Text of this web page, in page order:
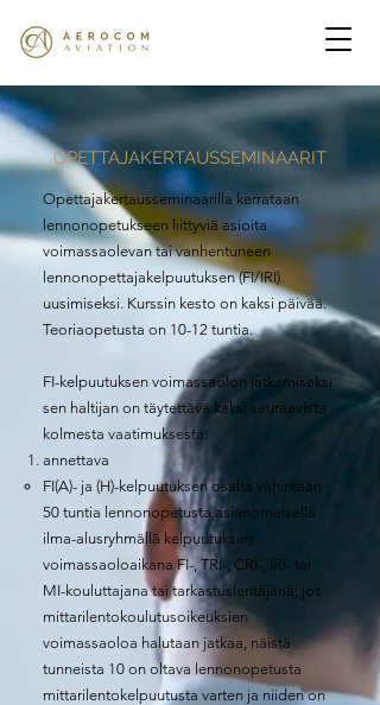
Opettajakertausseminaarilla kerrataan
lennonopetukseen liittyviä asioita
voimassaolevan tai vanhentuneen
lennonopettajakelpuutuksen (FI/IRI)
uusimiseksi. Kurssin kesto on kaksi päivää.
Teoriaopetusta on 10-12 tuntia.
FI-kelpuutuksen voimassaolon jatkamiseksi
sen haltijan on täytettävä kaksi seuraavista
kolmesta vaatimuksesta:
annettava
FI(A)- ja (H)-kelpuutuksen osalta vähintään
50 tuntia lennonopetusta asianomaisella
ilma-alusryhmällä kelpuutuksen
voimassaoloaikana FI-, TRI-, CRI-, IRI- tai
MI-kouluttajana tai tarkastuslentäjänä; jos
mittarilentokoulutusoikeuksien
voimassaoloa halutaan jatkaa, näistä
tunneista 10 on oltava lennonopetusta
mittarilentokelpuutusta varten ja niiden on
OPETTAJAKERTAUSSEMINAARIT